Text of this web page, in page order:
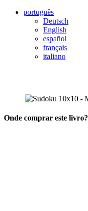
português
Deutsch
English
español
français
italiano
Onde comprar este livro?